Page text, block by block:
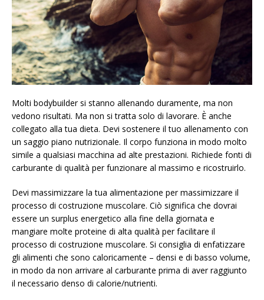
Molti bodybuilder si stanno allenando duramente, ma non
vedono risultati. Ma non si tratta solo di lavorare. È anche
collegato alla tua dieta. Devi sostenere il tuo allenamento con
un saggio piano nutrizionale. Il corpo funziona in modo molto
simile a qualsiasi macchina ad alte prestazioni. Richiede fonti di
carburante di qualità per funzionare al massimo e ricostruirlo.
Devi massimizzare la tua alimentazione per massimizzare il
processo di costruzione muscolare. Ciò significa che dovrai
essere un surplus energetico alla fine della giornata e
mangiare molte proteine ​​di alta qualità per facilitare il
processo di costruzione muscolare. Si consiglia di enfatizzare
gli alimenti che sono caloricamente – densi e di basso volume,
in modo da non arrivare al carburante prima di aver raggiunto
il necessario denso di calorie/nutrienti.